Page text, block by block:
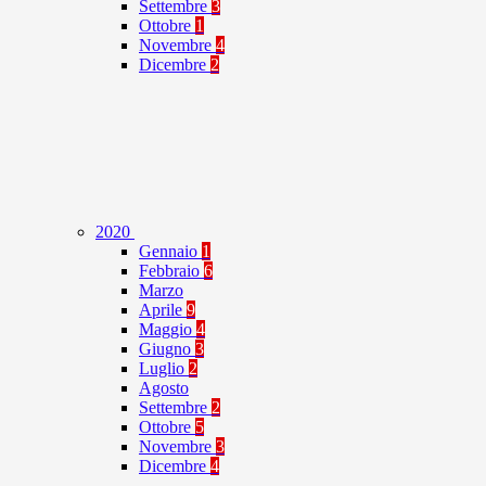
Settembre 3
Ottobre 1
Novembre 4
Dicembre 2
2020
Gennaio 1
Febbraio 6
Marzo
Aprile 9
Maggio 4
Giugno 3
Luglio 2
Agosto
Settembre 2
Ottobre 5
Novembre 3
Dicembre 4